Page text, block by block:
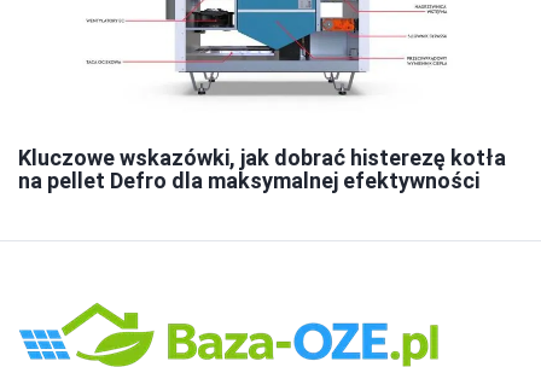
Kluczowe wskazówki, jak dobrać histerezę kotła
na pellet Defro dla maksymalnej efektywności